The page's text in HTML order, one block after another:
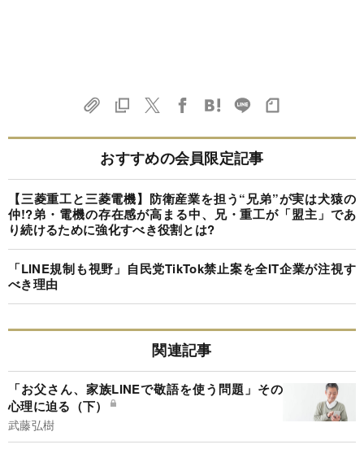
おすすめの会員限定記事
【三菱重工と三菱電機】防衛産業を担う“兄弟”が実は犬猿の
仲!?弟・電機の存在感が高まる中、兄・重工が「盟主」であ
り続けるために強化すべき役割とは?
「LINE規制も視野」自民党TikTok禁止案を全IT企業が注視す
べき理由
関連記事
「お父さん、家族LINEで敬語を使う問題」その
心理に迫る（下）
武藤弘樹